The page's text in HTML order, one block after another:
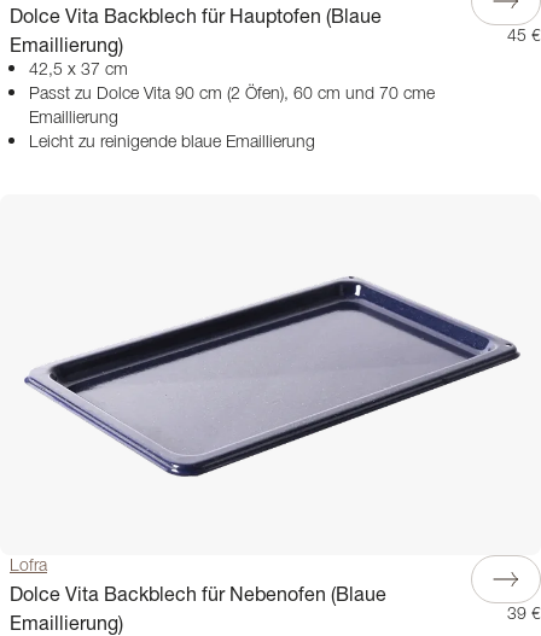
Dolce Vita Backblech für Hauptofen (Blaue
Emaillierung)
42,5 x 37 cm
Passt zu Dolce Vita 90 cm (2 Öfen), 60 cm und 70 cme
Emaillierung
Leicht zu reinigende blaue Emaillierung
45 €
Lofra
Dolce Vita Backblech für Nebenofen (Blaue
Emaillierung)
39 €